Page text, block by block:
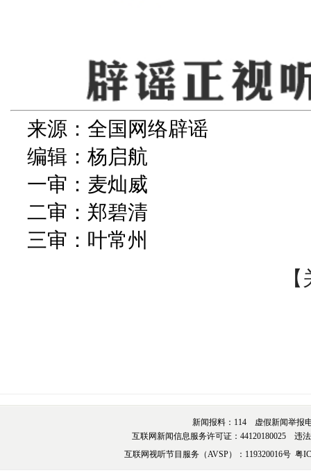
来源：全国网络辟谣
编辑：杨启航
一审：麦灿威
二审：郑碧清
三审：叶常州
新闻报料：114 虚假新闻举报电
互联网新闻信息服务许可证：44120180025 违
互联网视听节目服务（AVSP）：119320016号粤